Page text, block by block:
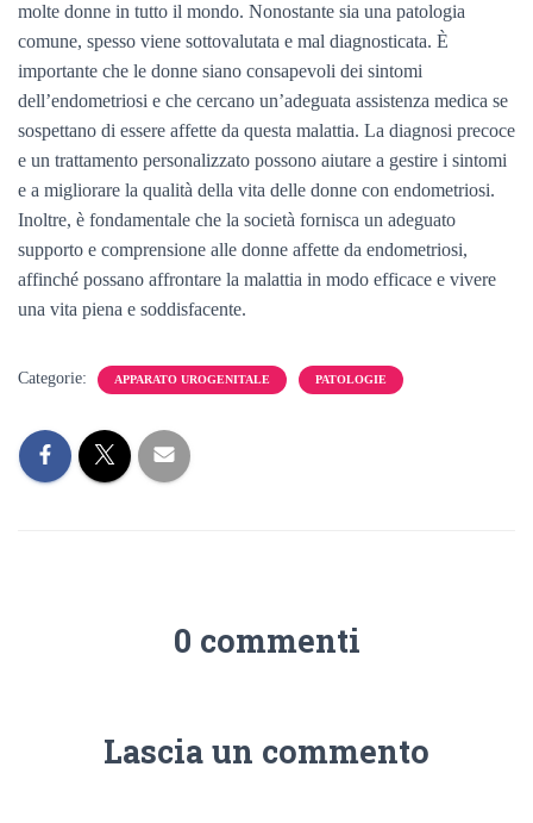
molte donne in tutto il mondo. Nonostante sia una patologia
comune, spesso viene sottovalutata e mal diagnosticata. È
importante che le donne siano consapevoli dei sintomi
dell’endometriosi e che cercano un’adeguata assistenza medica se
sospettano di essere affette da questa malattia. La diagnosi precoce
e un trattamento personalizzato possono aiutare a gestire i sintomi
e a migliorare la qualità della vita delle donne con endometriosi.
Inoltre, è fondamentale che la società fornisca un adeguato
supporto e comprensione alle donne affette da endometriosi,
affinché possano affrontare la malattia in modo efficace e vivere
una vita piena e soddisfacente.
Categorie: APPARATO UROGENITALE PATOLOGIE
0 commenti
Lascia un commento